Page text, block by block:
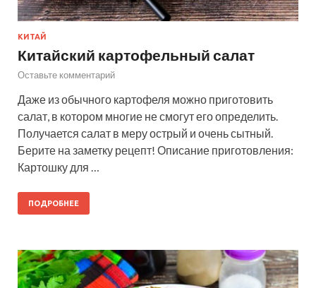
КИТАЙ
Китайский картофельный салат
Оставьте комментарий
Даже из обычного картофеля можно приготовить
салат, в котором многие не смогут его определить.
Получается салат в меру острый и очень сытный.
Берите на заметку рецепт! Описание приготовления:
Картошку для …
ПОДРОБНЕЕ